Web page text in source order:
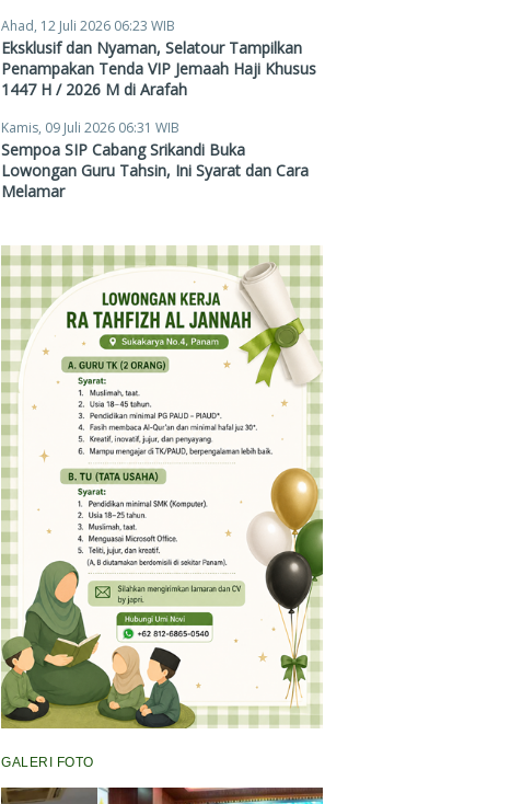
Ahad, 12 Juli 2026 06:23 WIB
Eksklusif dan Nyaman, Selatour Tampilkan
Penampakan Tenda VIP Jemaah Haji Khusus
1447 H / 2026 M di Arafah
Kamis, 09 Juli 2026 06:31 WIB
Sempoa SIP Cabang Srikandi Buka
Lowongan Guru Tahsin, Ini Syarat dan Cara
Melamar
GALERI FOTO